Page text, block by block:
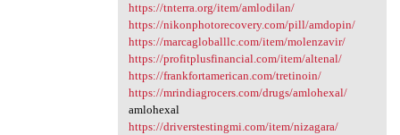
https://tnterra.org/item/amlodilan/
https://nikonphotorecovery.com/pill/amdopin/
https://marcagloballlc.com/item/molenzavir/
https://profitplusfinancial.com/item/altenal/
https://frankfortamerican.com/tretinoin/
https://mrindiagrocers.com/drugs/amlohexal/
amlohexal
https://driverstestingmi.com/item/nizagara/